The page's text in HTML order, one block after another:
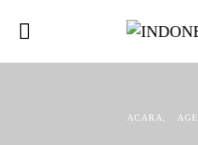
ACARA